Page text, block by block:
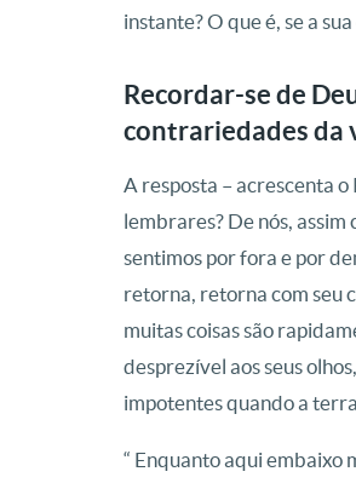
instante? O que é, se a
Recordar-se de
contrariedades da
A resposta – acrescenta o
lembrares? De nós,
sentimos por fora e por
retorna, retorna com seu
muitas coisas são
desprezível aos seus
impotentes quando a
“ Enquanto aqui embaixo